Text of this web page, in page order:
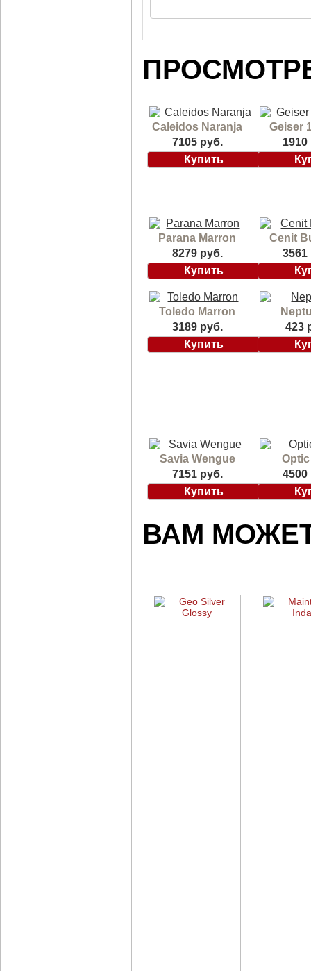
Caleidos Naranja
7105 руб.
Geiser
1910
Parana Marron
8279 руб.
Cenit
3561
Toledo Marron
3189 руб.
423
Savia Wengue
7151 руб.
4500
ВАМ